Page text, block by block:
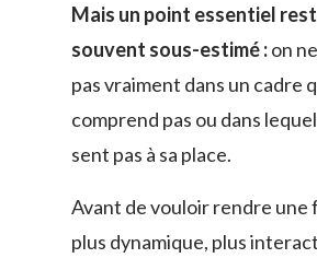
Mais un point essentiel
souvent sous-estimé :on
pas vraiment dans un cadre
comprend pas ou dans
sent pas à sa place.
Avant de vouloir rendre une
plus dynamique, plus